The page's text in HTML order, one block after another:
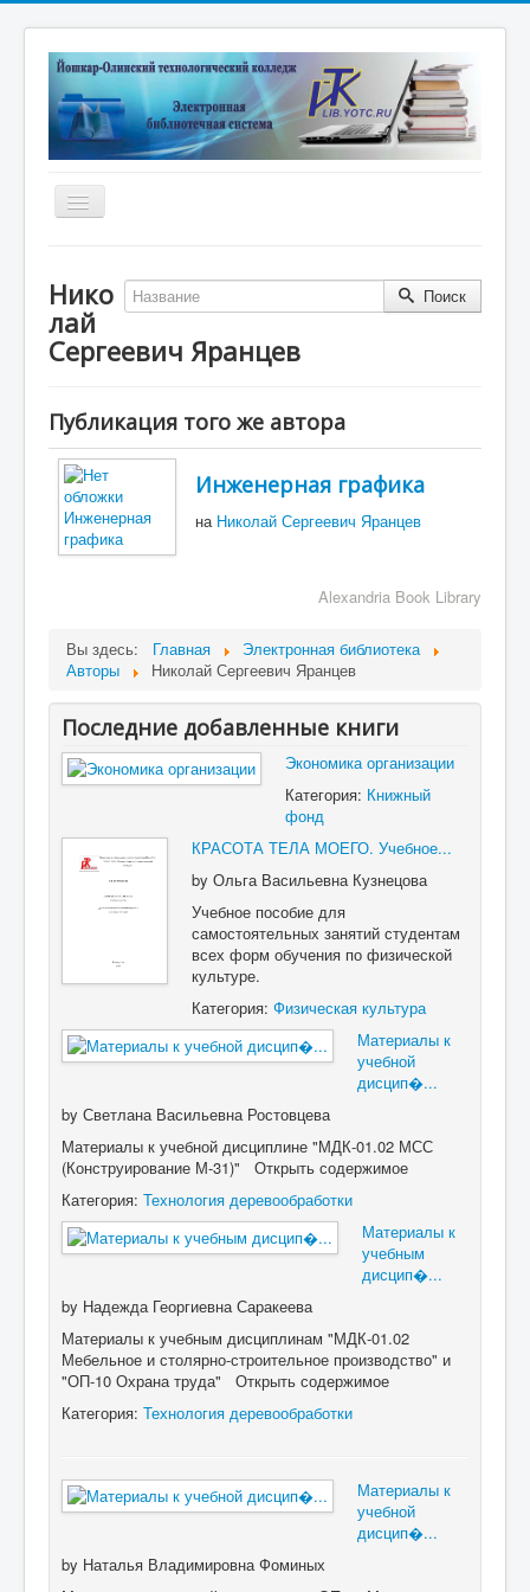
Включить/
выключить
Электронная библиотека
Дистанционные курсы
Единое окно
Новые поступления
Научные публикации преподавателей
Поиск
Нико
лай
Сергеевич Яранцев
Публикация того же автора
Инженерная графика
на Николай Сергеевич Яранцев
Alexandria Book Library
Вы здесь: Главная
Электронная библиотека
Авторы
Николай Сергеевич Яранцев
Последние добавленные книги
Экономика организации
Категория: Книжный
фонд
КРАСОТА ТЕЛА МОЕГО. Учебное...
by Ольга Васильевна Кузнецова
Учебное пособие для
самостоятельных занятий студентам
всех форм обучения по физической
культуре.
Категория: Физическая культура
Материалы к
учебной
дисцип�...
by Светлана Васильевна Ростовцева
Материалы к учебной дисциплине "МДК-01.02 МСС
(Конструирование М-31)" Открыть содержимое
Категория: Технология деревообработки
Материалы к
учебным
дисцип�...
by Надежда Георгиевна Саракеева
Материалы к учебным дисциплинам "МДК-01.02
Мебельное и столярно-строительное производство" и
"ОП-10 Охрана труда" Открыть содержимое
Категория: Технология деревообработки
Материалы к
учебной
дисцип�...
by Наталья Владимировна Фоминых